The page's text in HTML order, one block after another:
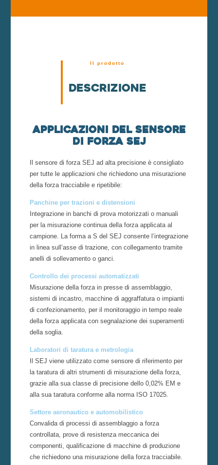
Il prodotto
Descrizione
Applicazioni del sensore
di forza SEJ
Il sensore di forza SEJ ad alta precisione è consigliato
per tutte le applicazioni che richiedono una misurazione
della forza tracciabile e ripetibile:
Panchine per trazioni e distensioni
Integrazione in banchi di prova motorizzati o manuali
per la misurazione continua della forza applicata al
campione. La forma a S del SEJ consente l’integrazione
in linea sull’asse di trazione, con collegamento tramite
anelli di sollevamento o ganci.
Controllo dei processi automatizzati
Misurazione della forza in presse di assemblaggio,
sistemi di incastro, macchine di aggraffatura o impianti
di confezionamento, per il monitoraggio in tempo reale
della forza applicata con segnalazione dei superamenti
della soglia.
Laboratori di taratura e metrologia
Il SEJ viene utilizzato come sensore di riferimento per
la taratura di altri strumenti di misurazione della forza,
grazie alla sua classe di precisione dello 0,02% EM e
alla sua taratura conforme alla norma ISO 17025.
Settore aeronautico e automobilistico
Convalida di processi di assemblaggio a forza
controllata, prove di resistenza meccanica dei
componenti, qualificazione di macchine di produzione
che richiedono una misurazione della forza tracciabile.